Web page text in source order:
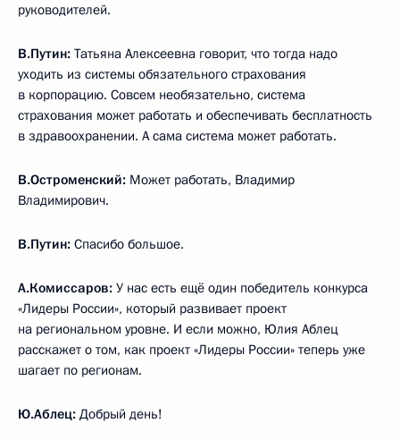
руководителей.
В.Путин: Татьяна Алексеевна говорит, что тогда надо
уходить из системы обязательного страхования
в корпорацию. Совсем необязательно, система
страхования может работать и обеспечивать бесплатность
в здравоохранении. А сама система может работать.
В.Остроменский: Может работать, Владимир
Владимирович.
В.Путин: Спасибо большое.
А.Комиссаров: У нас есть ещё один победитель конкурса
«Лидеры России», который развивает проект
на региональном уровне. И если можно, Юлия Аблец
расскажет о том, как проект «Лидеры России» теперь уже
шагает по регионам.
Ю.Аблец: Добрый день!